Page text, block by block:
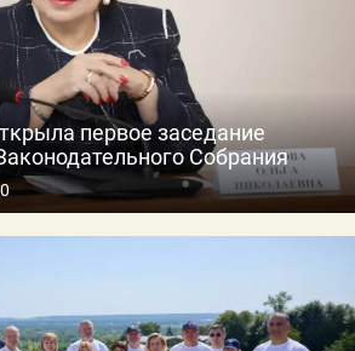
первое заседание
Собрания